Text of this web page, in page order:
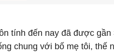
tính đến nay đã được
chung với bố mẹ tôi, thế